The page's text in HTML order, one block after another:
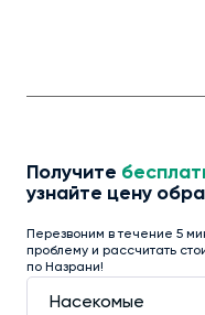
Получите
узнайте цену
Перезвоним в течение 5
проблему и рассчитать
по Назрани!